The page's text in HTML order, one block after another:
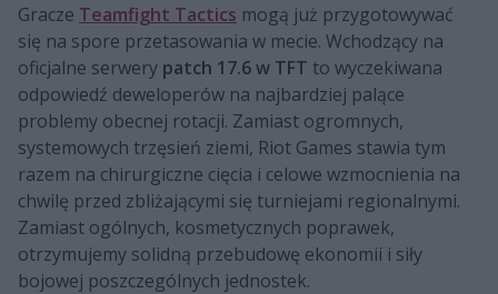
Gracze Teamfight Tactics mogą już przygotowywać
się na spore przetasowania w mecie. Wchodzący na
oficjalne serwery patch 17.6 w TFT to wyczekiwana
odpowiedź deweloperów na najbardziej palące
problemy obecnej rotacji. Zamiast ogromnych,
systemowych trzęsień ziemi, Riot Games stawia tym
razem na chirurgiczne cięcia i celowe wzmocnienia na
chwilę przed zbliżającymi się turniejami regionalnymi.
Zamiast ogólnych, kosmetycznych poprawek,
otrzymujemy solidną przebudowę ekonomii i siły
bojowej poszczególnych jednostek.